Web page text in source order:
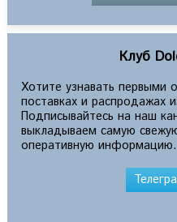
Клуб
Хотите узнавать первыми
поставках и распродажах
Подписывайтесь на наш
выкладываем самую
оперативную информацию.